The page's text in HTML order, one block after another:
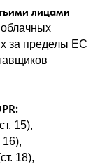
лицами
за пределы ЕС
15),
18),